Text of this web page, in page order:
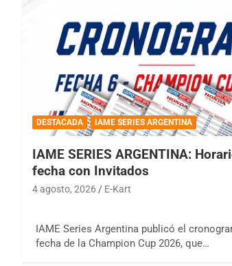
DESTACADA IAME SERIES ARGENTINA
IAME SERIES ARGENTINA:
fecha con Invitados
4 agosto, 2026 E-Kart
IAME Series Argentina publicó el
fecha de la Champion Cup 2026, que…